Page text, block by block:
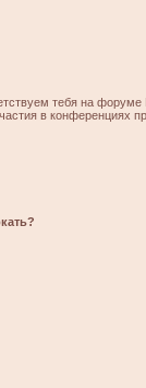
тебя на форуме
в конференциях